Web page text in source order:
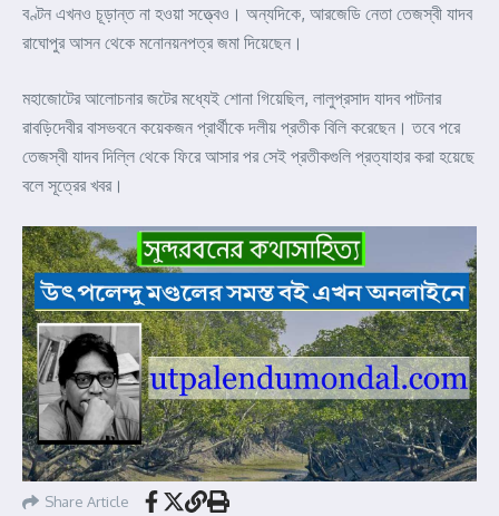
বণ্টন এখনও চূড়ান্ত না হওয়া সত্ত্বেও। অন্যদিকে, আরজেডি নেতা তেজস্বী যাদব
রাঘোপুর আসন থেকে মনোনয়নপত্র জমা দিয়েছেন।
মহাজোটের আলোচনার জটের মধ্যেই শোনা গিয়েছিল, লালুপ্রসাদ যাদব পাটনার
রাবড়িদেবীর বাসভবনে কয়েকজন প্রার্থীকে দলীয় প্রতীক বিলি করেছেন। তবে পরে
তেজস্বী যাদব দিল্লি থেকে ফিরে আসার পর সেই প্রতীকগুলি প্রত্যাহার করা হয়েছে
বলে সূত্রের খবর।
Share Article